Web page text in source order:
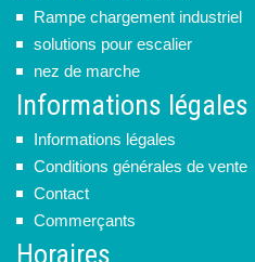
Rampe chargement industriel
solutions pour escalier
nez de marche
Informations légales
Informations légales
Conditions générales de vente
Contact
Commerçants
Horaires